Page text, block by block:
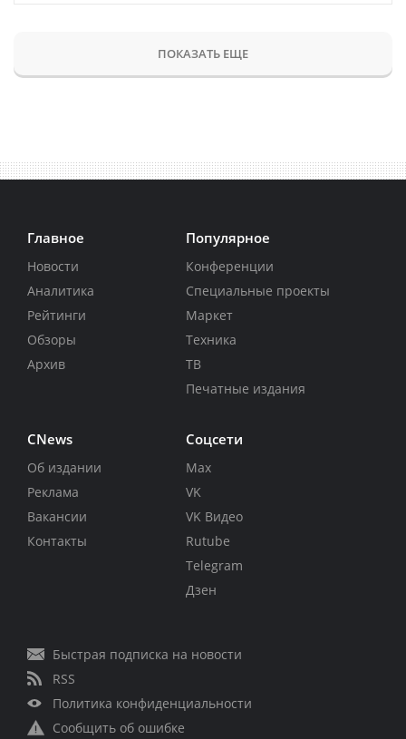
ПОКАЗАТЬ ЕЩЕ
Главное
Новости
Аналитика
Рейтинги
Обзоры
Архив
Популярное
Конференции
Специальные проекты
Маркет
Техника
ТВ
Печатные издания
CNews
Об издании
Реклама
Вакансии
Контакты
Соцсети
Max
VK
VK Видео
Rutube
Telegram
Дзен
Быстрая подписка на новости
RSS
Политика конфиденциальности
Сообщить об ошибке